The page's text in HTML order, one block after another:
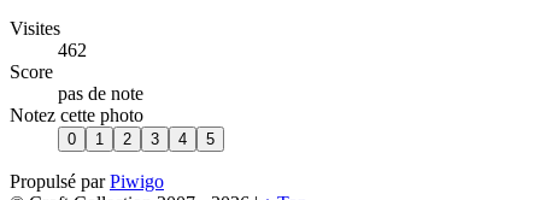
Visites
462
Score
pas de note
Notez cette photo
Propulsé parPiwigo